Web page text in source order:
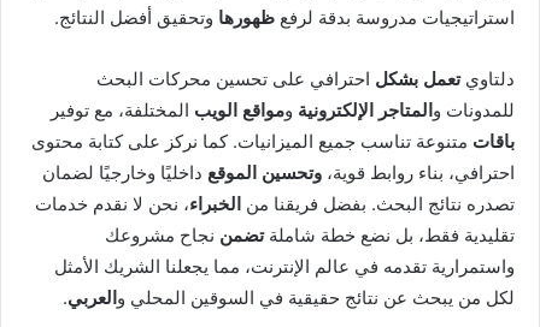
استراتيجيات مدروسة بدقة لرفع ظهورها وتحقيق أفضل النتائج.
دلتاويتعمل بشكل احترافي على تحسين محركات البحث
للمدونات والمتاجر الإلكترونية ومواقع الويب المختلفة، مع توفير
باقات متنوعة تناسب جميع الميزانيات. كما نركز على كتابة محتوى
احترافي، بناء روابط قوية، وتحسين الموقع داخليًا وخارجيًا لضمان
تصدره نتائج البحث. بفضل فريقنا من الخبراء، نحن لا نقدم خدمات
تقليدية فقط، بل نضع خطة شاملةتضمن نجاح مشروعك
واستمرارية تقدمه في عالم الإنترنت، مما يجعلنا الشريك الأمثل
لكل من يبحث عن نتائج حقيقية في السوقين المحلي والعربي.